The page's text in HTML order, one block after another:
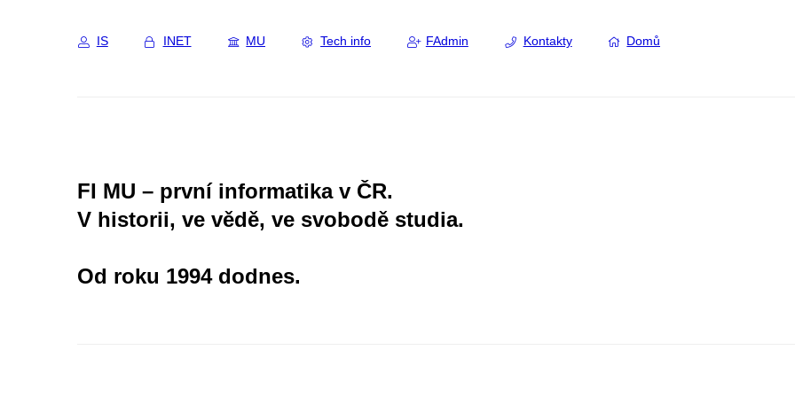
IS INET MU Tech info FAdmin Kontakty Domů
FI MU – první informatika v ČR.
V historii, ve vědě, ve svobodě studia.
Od roku 1994 dodnes.